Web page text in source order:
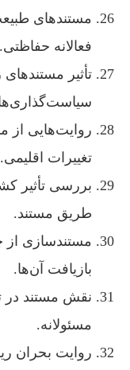
مستندهای
فعالانه حفاظتی.
تأثیر
روایت‌هایی از
تغییرات اقلیمی.
بررسی تأثیر
طریق مستند.
مستندسازی از
بازیافت آن‌ها.
نقش مستند
مسئولانه.
روایت بحران